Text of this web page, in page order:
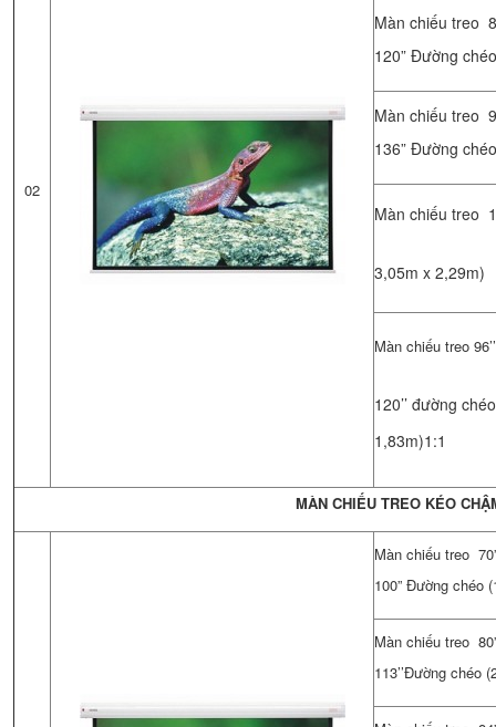
02
Màn chiếu treo
120” Đường
Màn chiếu treo
136” Đường
Màn chiếu treo
3,05m x 2,29m)
Màn chiếu treo
120’’ đường
1,83m)1:1
MÀN CHIẾU TREO KÉO
Màn chiếu treo
100” Đường chéo
Màn chiếu treo
113’’Đường chéo